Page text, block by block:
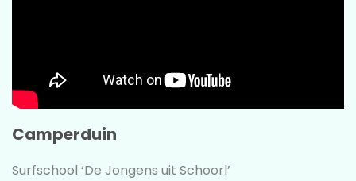
Camperduin
Surfschool ‘De Jongens uit Schoorl’